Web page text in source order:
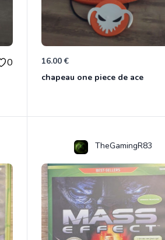
0 16.00 €
chapeau one piece de ace
TheGamingR83